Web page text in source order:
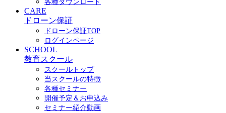
各種ダウンロード
CARE
ドローン保証
ドローン保証TOP
ログインページ
SCHOOL
教育スクール
スクールトップ
当スクールの特徴
各種セミナー
開催予定＆お申込み
セミナー紹介動画